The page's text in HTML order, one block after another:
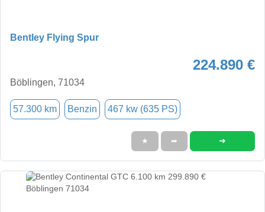
Bentley Flying Spur
224.890 €
Böblingen, 71034
57.300 km Benzin 467 kw (635 PS)
★ ➦ ➜